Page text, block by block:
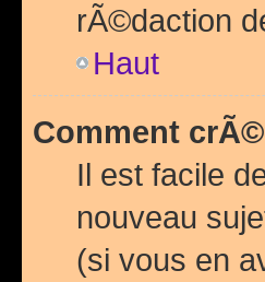
rÃ©daction
Haut
Comment
Il est facile
nouveau
(si vous en